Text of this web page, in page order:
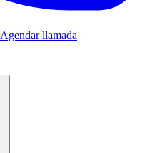
Agendar llamada